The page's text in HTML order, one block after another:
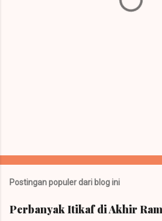
Postingan populer dari blog ini
Perbanyak Itikaf di Akhir